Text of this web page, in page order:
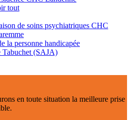
tout
de soins psychiatriques CHC
la personne handicapée
Tabuchet (SAJA)
en toute situation la meilleure prise